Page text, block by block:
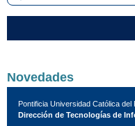
Novedades
Pontificia Universidad Católica del
Dirección de Tecnologías de